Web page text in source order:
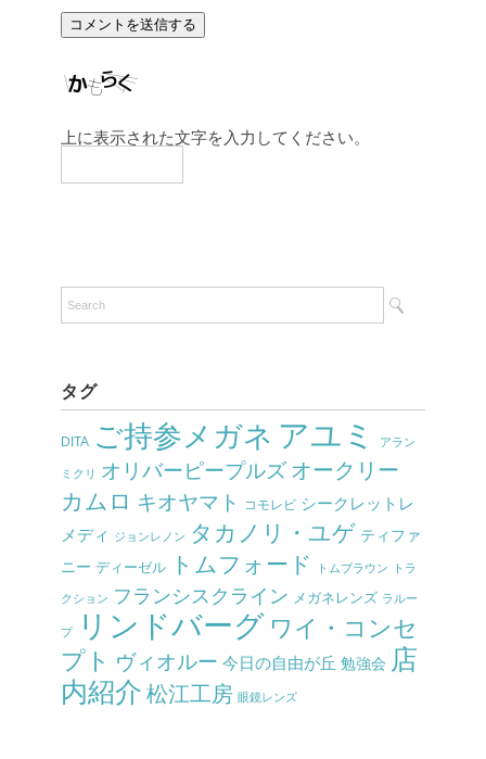
上に表示された文字を入力してください。
タグ
DITA ご持参メガネ アユミ アラン
ミクリ オリバーピープルズ オークリー
カムロ キオヤマト コモレビ シークレットレ
メディ
ジョンレノン タカノリ・ユゲ ティファ
ニー ディーゼル トムフォード トムブラウン トラ
クション フランシスクライン メガネレンズ ラルー
プ リンドバーグ ワイ・コンセ
プト ヴィオルー 今日の自由が丘 勉強会 店
内紹介 松江工房 眼鏡レンズ